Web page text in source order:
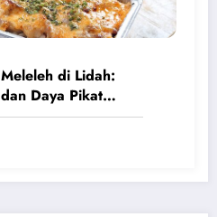
di Lidah:
Daya Pikat